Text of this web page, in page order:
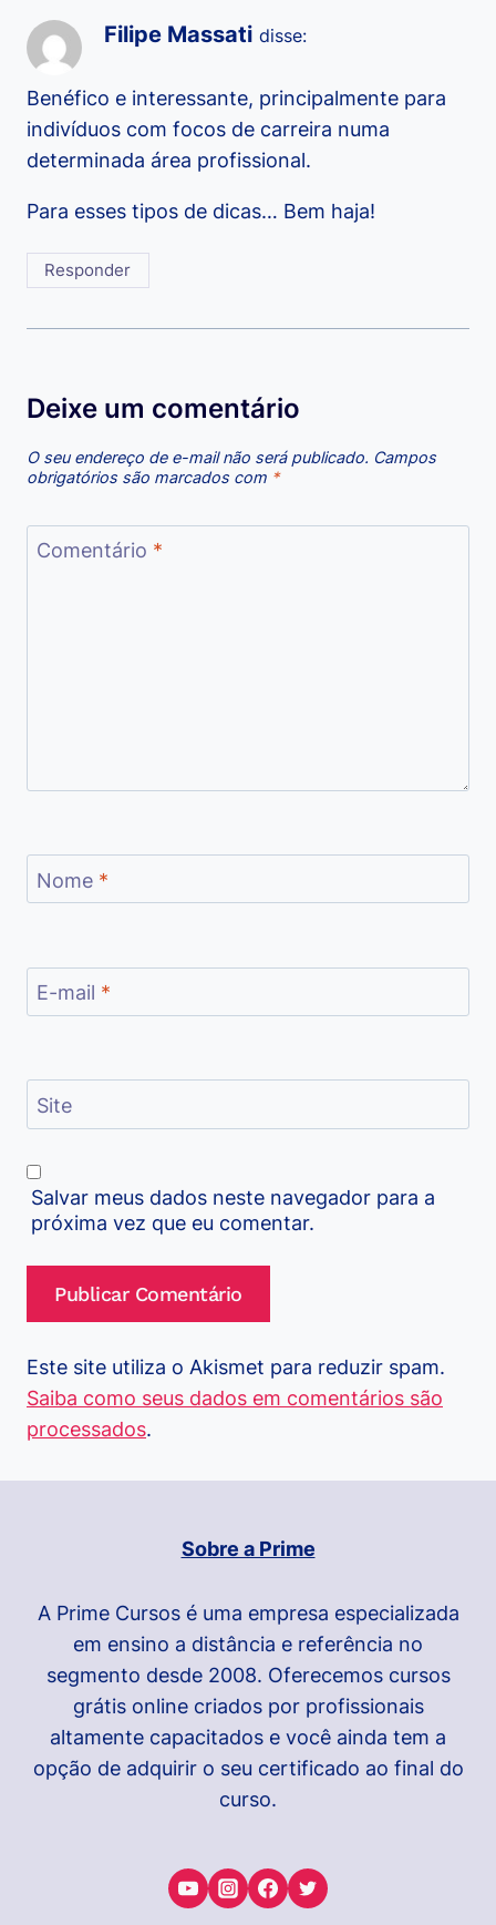
Filipe Massati disse:
Benéfico e interessante, principalmente para
indivíduos com focos de carreira numa
determinada área profissional.
Para esses tipos de dicas… Bem haja!
Responder
Deixe um comentário
O seu endereço de e-mail não será publicado. Campos
obrigatórios são marcados com *
Comentário *
Nome *
E-mail *
Site
Salvar meus dados neste navegador para a
próxima vez que eu comentar.
Este site utiliza o Akismet para reduzir spam.
Saiba como seus dados em comentários são
processados.
Sobre a Prime
A Prime Cursos é uma empresa especializada
em ensino a distância e referência no
segmento desde 2008. Oferecemos cursos
grátis online criados por profissionais
altamente capacitados e você ainda tem a
opção de adquirir o seu certificado ao final do
curso.